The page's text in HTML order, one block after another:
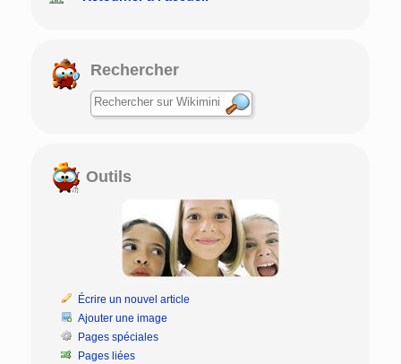
Rechercher
Outils
Écrire un nouvel article
Ajouter une image
Pages spéciales
Pages liées